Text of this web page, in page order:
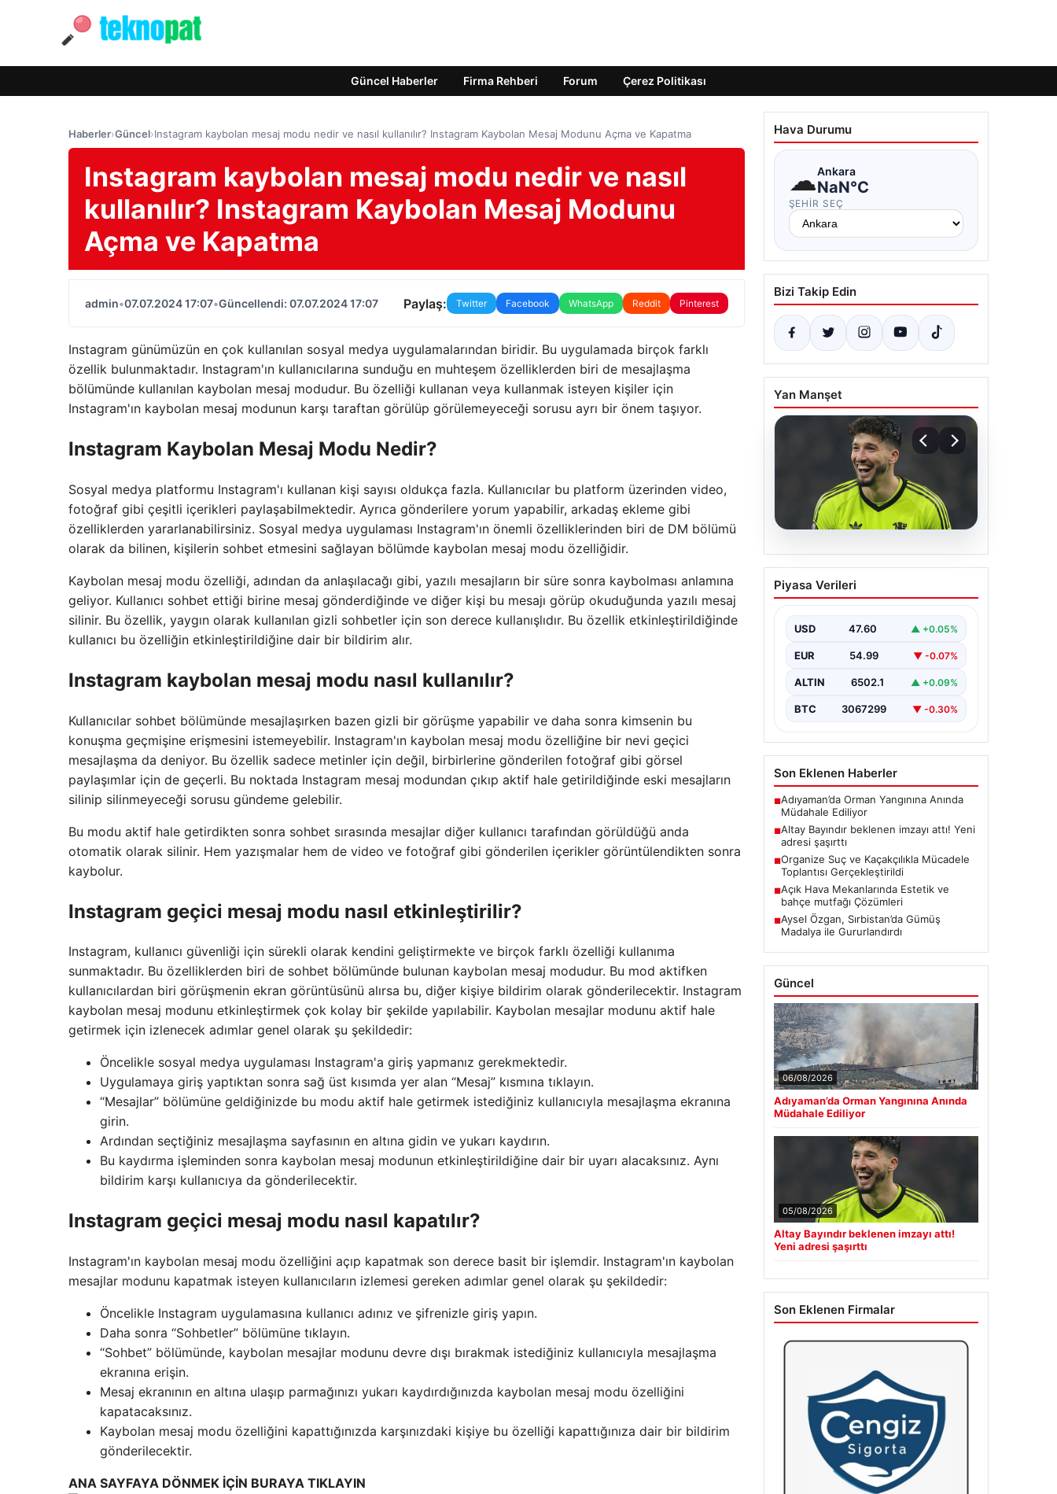
Güncel Haberler Firma Rehberi Forum Çerez Politikası
Haberler›Güncel›Instagram kaybolan mesaj modu nedir ve nasıl kullanılır? Instagram Kaybolan Mesaj Modunu Açma ve Kapatma
Instagram kaybolan mesaj modu nedir ve nasıl
kullanılır? Instagram Kaybolan Mesaj Modunu
Açma ve Kapatma
admin•07.07.2024 17:07•Güncellendi: 07.07.2024 17:07 Paylaş: Twitter Facebook WhatsApp Reddit Pinterest
Instagram günümüzün en çok kullanılan sosyal medya uygulamalarından biridir. Bu uygulamada birçok farklı
özellik bulunmaktadır. Instagram'ın kullanıcılarına sunduğu en muhteşem özelliklerden biri de mesajlaşma
bölümünde kullanılan kaybolan mesaj modudur. Bu özelliği kullanan veya kullanmak isteyen kişiler için
Instagram'ın kaybolan mesaj modunun karşı taraftan görülüp görülemeyeceği sorusu ayrı bir önem taşıyor.
Instagram Kaybolan Mesaj Modu Nedir?
Sosyal medya platformu Instagram'ı kullanan kişi sayısı oldukça fazla. Kullanıcılar bu platform üzerinden video,
fotoğraf gibi çeşitli içerikleri paylaşabilmektedir. Ayrıca gönderilere yorum yapabilir, arkadaş ekleme gibi
özelliklerden yararlanabilirsiniz. Sosyal medya uygulaması Instagram'ın önemli özelliklerinden biri de DM bölümü
olarak da bilinen, kişilerin sohbet etmesini sağlayan bölümde kaybolan mesaj modu özelliğidir.
Kaybolan mesaj modu özelliği, adından da anlaşılacağı gibi, yazılı mesajların bir süre sonra kaybolması anlamına
geliyor. Kullanıcı sohbet ettiği birine mesaj gönderdiğinde ve diğer kişi bu mesajı görüp okuduğunda yazılı mesaj
silinir. Bu özellik, yaygın olarak kullanılan gizli sohbetler için son derece kullanışlıdır. Bu özellik etkinleştirildiğinde
kullanıcı bu özelliğin etkinleştirildiğine dair bir bildirim alır.
Instagram kaybolan mesaj modu nasıl kullanılır?
Kullanıcılar sohbet bölümünde mesajlaşırken bazen gizli bir görüşme yapabilir ve daha sonra kimsenin bu
konuşma geçmişine erişmesini istemeyebilir. Instagram'ın kaybolan mesaj modu özelliğine bir nevi geçici
mesajlaşma da deniyor. Bu özellik sadece metinler için değil, birbirlerine gönderilen fotoğraf gibi görsel
paylaşımlar için de geçerli. Bu noktada Instagram mesaj modundan çıkıp aktif hale getirildiğinde eski mesajların
silinip silinmeyeceği sorusu gündeme gelebilir.
Bu modu aktif hale getirdikten sonra sohbet sırasında mesajlar diğer kullanıcı tarafından görüldüğü anda
otomatik olarak silinir. Hem yazışmalar hem de video ve fotoğraf gibi gönderilen içerikler görüntülendikten sonra
kaybolur.
Instagram geçici mesaj modu nasıl etkinleştirilir?
Instagram, kullanıcı güvenliği için sürekli olarak kendini geliştirmekte ve birçok farklı özelliği kullanıma
sunmaktadır. Bu özelliklerden biri de sohbet bölümünde bulunan kaybolan mesaj modudur. Bu mod aktifken
kullanıcılardan biri görüşmenin ekran görüntüsünü alırsa bu, diğer kişiye bildirim olarak gönderilecektir. Instagram
kaybolan mesaj modunu etkinleştirmek çok kolay bir şekilde yapılabilir. Kaybolan mesajlar modunu aktif hale
getirmek için izlenecek adımlar genel olarak şu şekildedir:
Öncelikle sosyal medya uygulaması Instagram'a giriş yapmanız gerekmektedir.
Uygulamaya giriş yaptıktan sonra sağ üst kısımda yer alan “Mesaj” kısmına tıklayın.
“Mesajlar” bölümüne geldiğinizde bu modu aktif hale getirmek istediğiniz kullanıcıyla mesajlaşma ekranına
girin.
Ardından seçtiğiniz mesajlaşma sayfasının en altına gidin ve yukarı kaydırın.
Bu kaydırma işleminden sonra kaybolan mesaj modunun etkinleştirildiğine dair bir uyarı alacaksınız. Aynı
bildirim karşı kullanıcıya da gönderilecektir.
Instagram geçici mesaj modu nasıl kapatılır?
Instagram'ın kaybolan mesaj modu özelliğini açıp kapatmak son derece basit bir işlemdir. Instagram'ın kaybolan
mesajlar modunu kapatmak isteyen kullanıcıların izlemesi gereken adımlar genel olarak şu şekildedir:
Öncelikle Instagram uygulamasına kullanıcı adınız ve şifrenizle giriş yapın.
Daha sonra “Sohbetler” bölümüne tıklayın.
“Sohbet” bölümünde, kaybolan mesajlar modunu devre dışı bırakmak istediğiniz kullanıcıyla mesajlaşma
ekranına erişin.
Mesaj ekranının en altına ulaşıp parmağınızı yukarı kaydırdığınızda kaybolan mesaj modu özelliğini
kapatacaksınız.
Kaybolan mesaj modu özelliğini kapattığınızda karşınızdaki kişiye bu özelliği kapattığınıza dair bir bildirim
gönderilecektir.
ANA SAYFAYA DÖNMEK İÇİN BURAYA TIKLAYIN
Hava Durumu
☁Ankara
NaN°C
ŞEHIR SEÇ
Bizi Takip Edin
Yan Manşet
05.08.2026
Altay Bayındır beklenen
imzayı attı! Yeni adresi
Piyasa Verileri
USD 47.60 ▲ +0.05%
EUR 54.99 ▼ -0.07%
ALTIN 6502.1 ▲ +0.09%
BTC 3067299 ▼ -0.30%
Son Eklenen Haberler
■Adıyaman’da Orman Yangınına Anında
Müdahale Ediliyor
■Altay Bayındır beklenen imzayı attı! Yeni
adresi şaşırttı
■Organize Suç ve Kaçakçılıkla Mücadele
Toplantısı Gerçekleştirildi
■Açık Hava Mekanlarında Estetik ve
bahçe mutfağı Çözümleri
■Aysel Özgan, Sırbistan’da Gümüş
Madalya ile Gururlandırdı
Güncel
06/08/2026
Adıyaman’da Orman Yangınına Anında
Müdahale Ediliyor
05/08/2026
Altay Bayındır beklenen imzayı attı!
Yeni adresi şaşırttı
Son Eklenen Firmalar